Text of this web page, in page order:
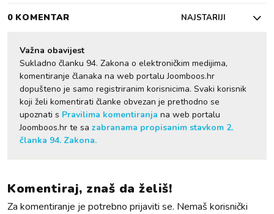
0 KOMENTAR NAJSTARIJI
Važna obavijest
Sukladno članku 94. Zakona o elektroničkim medijima,
komentiranje članaka na web portalu Joomboos.hr
dopušteno je samo registriranim korisnicima. Svaki korisnik
koji želi komentirati članke obvezan je prethodno se
upoznati s Pravilima komentiranja na web portalu
Joomboos.hr te sa zabranama propisanim stavkom 2.
članka 94. Zakona.
Komentiraj, znaš da želiš!
Za komentiranje je potrebno prijaviti se. Nemaš korisnički